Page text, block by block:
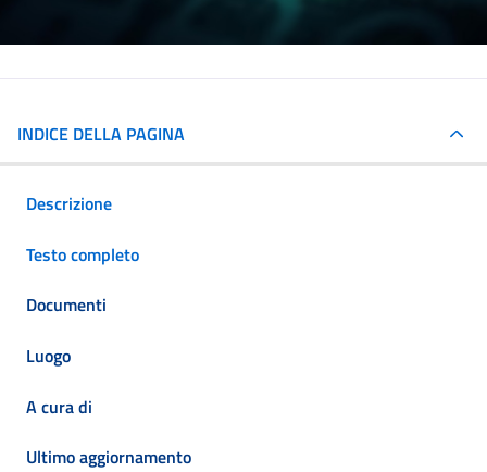
INDICE DELLA PAGINA
Descrizione
Testo completo
Documenti
Luogo
A cura di
Ultimo aggiornamento